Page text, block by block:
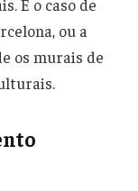
É o caso de
ou a
os murais de